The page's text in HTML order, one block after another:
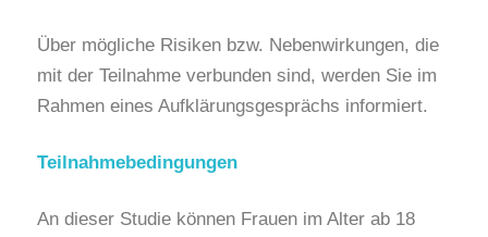
Über mögliche Risiken bzw. Nebenwirkungen, die
mit der Teilnahme verbunden sind, werden Sie im
Rahmen eines Aufklärungsgesprächs informiert.
Teilnahmebedingungen
An dieser Studie können Frauen im Alter ab 18